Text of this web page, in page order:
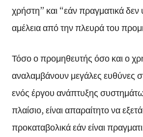
χρήστη” και “εάν πραγματικά
αμέλεια από την πλευρά του
Τόσο ο προμηθευτής όσο και ο
αναλαμβάνουν μεγάλες ευθύνες
ενός έργου ανάπτυξης
πλαίσιο, είναι απαραίτητο να
προκαταβολικά εάν είναι